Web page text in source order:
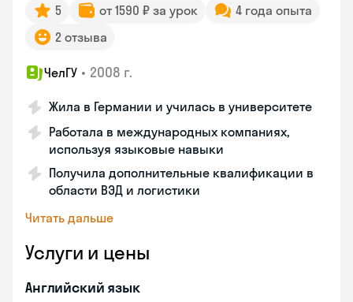
5 от 1590 ₽ за урок
4 года опыта
2 отзыва
ЧелГУ • 2008 г.
Жила в Германии и училась в университете
Работала в международных компаниях,
используя языковые навыки
Получила дополнительные квалификации в
области ВЭД и логистики
Читать дальше
Услуги и цены
Английский язык